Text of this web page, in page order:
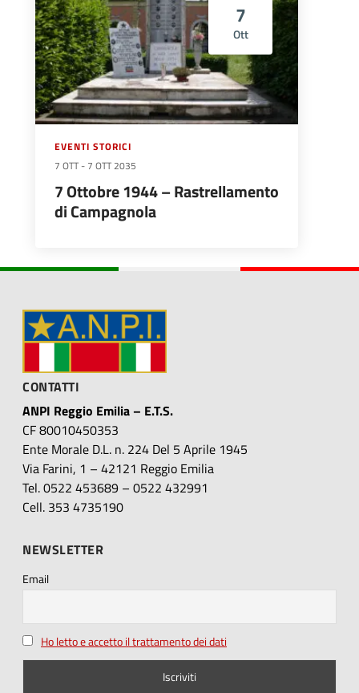
7
Ott
EVENTI STORICI
7 OTT - 7 OTT 2035
7 Ottobre 1944 – Rastrellamento
di Campagnola
CONTATTI
ANPI Reggio Emilia – E.T.S.
CF 80010450353
Ente Morale D.L. n. 224 Del 5 Aprile 1945
Via Farini, 1 – 42121 Reggio Emilia
Tel. 0522 453689 – 0522 432991
Cell. 353 4735190
NEWSLETTER
Email
Ho letto e accetto il trattamento dei dati